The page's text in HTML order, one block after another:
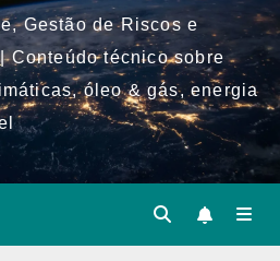
Gestão de Riscos e
Conteúdo técnico sobre
óleo & gás, energia